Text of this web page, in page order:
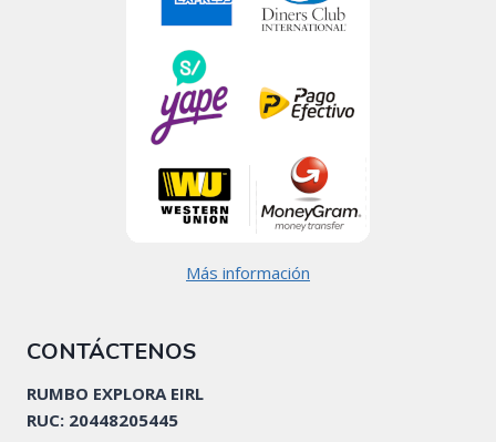
Más información
CONTÁCTENOS
RUMBO EXPLORA EIRL
RUC: 20448205445